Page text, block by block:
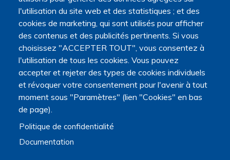
l'utilisation du site web et des statistiques ; et des
cookies de marketing, qui sont utilisés pour afficher
des contenus et des publicités pertinents. Si vous
choisissez "ACCEPTER TOUT", vous consentez à
l'utilisation de tous les cookies. Vous pouvez
accepter et rejeter des types de cookies individuels
et révoquer votre consentement pour l'avenir à tout
moment sous "Paramètres" (lien "Cookies" en bas
de page).
Politique de confidentialité
Documentation